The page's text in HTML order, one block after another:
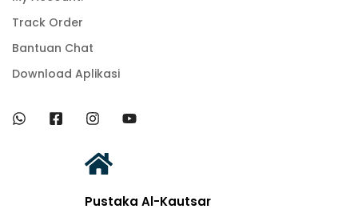
Track Order
Bantuan Chat
Download Aplikasi
Pustaka Al-Kautsar